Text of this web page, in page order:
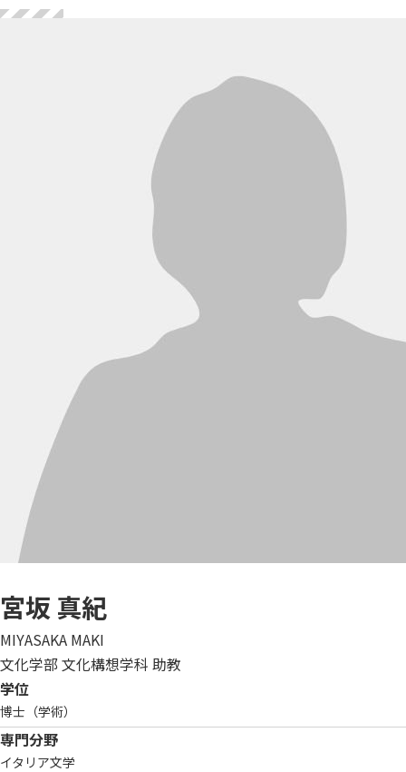
宮坂 真紀
MIYASAKA MAKI
文化学部 文化構想学科 助教
学位
博士（学術）
専門分野
イタリア文学